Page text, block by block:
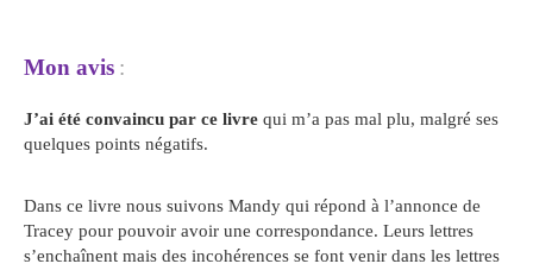
Mon avis :
J’ai été convaincu par ce livre qui m’a pas mal plu, malgré ses
quelques points négatifs.
Dans ce livre nous suivons Mandy qui répond à l’annonce de
Tracey pour pouvoir avoir une correspondance. Leurs lettres
s’enchaînent mais des incohérences se font venir dans les lettres